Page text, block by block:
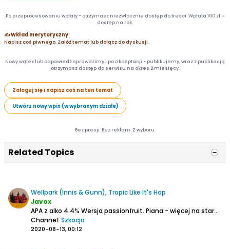
Po przeprocesowaniu wpłaty - otrzymasz niezwłocznie dostęp do treści. Wpłata 100 zł =
dostęp na rok.
✍️ Wkład merytoryczny
Napisz coś piwnego. Załóż temat lub dołącz do dyskusji.
Nowy wątek lub odpowiedź sprawdzimy i po akceptacji - publikujemy, wraz z publikacją
otrzymasz dostęp do serwisu na okres 2 miesięcy.
Zaloguj się i napisz coś na ten temat
Utwórz nowy wpis (w wybranym dziale)
Bez presji. Bez reklam. Z wyboru.
Related Topics
Wellpark (Innis & Gunn), Tropic Like It's Hop
Javox
APA z alko 4.4% Wersja passionfruit. Piana - więcej na starcie potem cienka warstewka.
Channel: Szkocja
2020-08-13, 00:12